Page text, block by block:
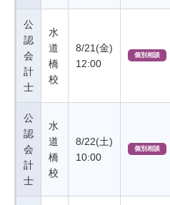
公
認
会
計
士
水
道
橋
校
8/21(金)
12:00
個別相談
公
認
会
計
士
水
道
橋
校
8/22(土)
10:00
個別相談